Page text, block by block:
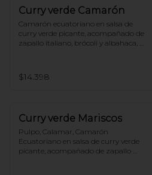
Curry verde Camarón
Camarón ecuatoriano en salsa de
curry verde picante, acompañado de
zapallo italiano, brócoli y albahaca,
$14.398
Curry verde Mariscos
Pulpo, Calamar, Camarón
Ecuatoriano en salsa de curry verde
picante, acompañado de zapallo